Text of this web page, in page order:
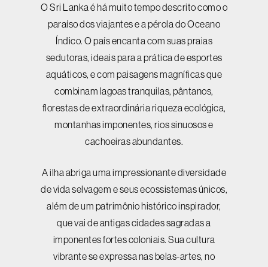
O Sri Lanka é há muito tempo descrito como o
paraíso dos viajantes e a pérola do Oceano
Índico. O país encanta com suas praias
sedutoras, ideais para a prática de esportes
aquáticos, e com paisagens magníficas que
combinam lagoas tranquilas, pântanos,
florestas de extraordinária riqueza ecológica,
montanhas imponentes, rios sinuosos e
cachoeiras abundantes.
A ilha abriga uma impressionante diversidade
de vida selvagem e seus ecossistemas únicos,
além de um patrimônio histórico inspirador,
que vai de antigas cidades sagradas a
imponentes fortes coloniais. Sua cultura
vibrante se expressa nas belas-artes, no